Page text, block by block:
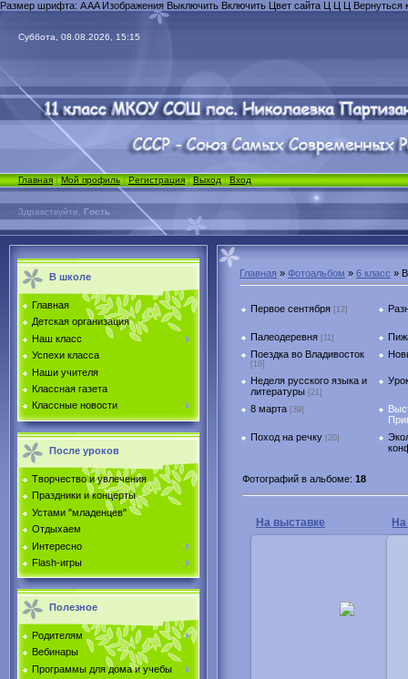
Размер шрифта: AAAИзображения Выключить Включить Цвет сайта Ц Ц Ц Вернуться
Суббота, 08.08.2026, 15:15
Главная|Мой профиль|Регистрация |Выход|Вход
Здравствуйте, Гость
В школе
Главная
Детская организация
Наш класс
Успехи класса
Наши учителя
Классная газета
Классные новости
После уроков
Творчество и увлечения
Праздники и концерты
Устами "младенцев"
Отдыхаем
Интересно
Flash-игры
Полезное
Родителям
Вебинары
Программы для дома и учебы
Главная » Фотоальбом » 6 класс »
Первое сентября [12]
Палеодеревня [11]
Поездка во Владивосток
[16]
Неделя русского языка и
литературы [21]
8 марта [39]
Поход на речку [20]
Фотографий в альбоме: 18
На выставке На